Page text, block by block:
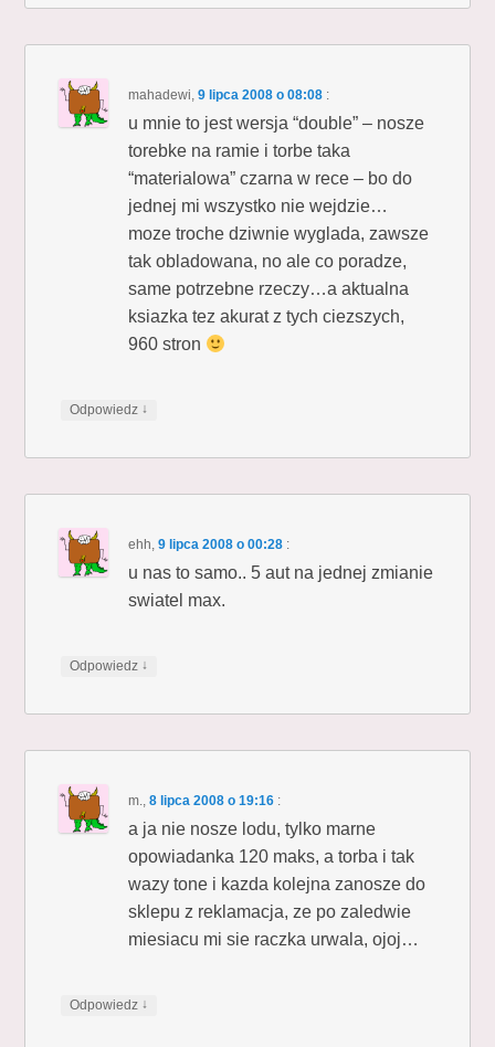
mahadewi,9 lipca 2008 o 08:08 :
u mnie to jest wersja “double” – nosze
torebke na ramie i torbe taka
“materialowa” czarna w rece – bo do
jednej mi wszystko nie wejdzie…
moze troche dziwnie wyglada, zawsze
tak obladowana, no ale co poradze,
same potrzebne rzeczy…a aktualna
ksiazka tez akurat z tych ciezszych,
960 stron
Odpowiedz ↓
ehh,9 lipca 2008 o 00:28 :
u nas to samo.. 5 aut na jednej zmianie
swiatel max.
Odpowiedz ↓
m.,8 lipca 2008 o 19:16 :
a ja nie nosze lodu, tylko marne
opowiadanka 120 maks, a torba i tak
wazy tone i kazda kolejna zanosze do
sklepu z reklamacja, ze po zaledwie
miesiacu mi sie raczka urwala, ojoj…
Odpowiedz ↓